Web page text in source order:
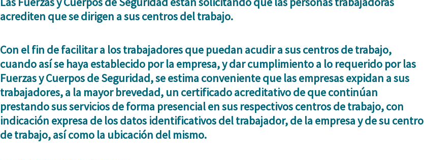
acrediten que se dirigen a sus centros del trabajo.
Con el fin de facilitar a los trabajadores que puedan acudir a sus centros de trabajo,
cuando así se haya establecido por la empresa, y dar cumplimiento a lo requerido por las
Fuerzas y Cuerpos de Seguridad, se estima conveniente que las empresas expidan a sus
trabajadores, a la mayor brevedad, un certificado acreditativode que continúan
prestando sus servicios de forma presencial en sus respectivos centros de trabajo, con
indicación expresa de los datos identificativos del trabajador, de la empresa y de su centro
de trabajo, así como la ubicación del mismo.